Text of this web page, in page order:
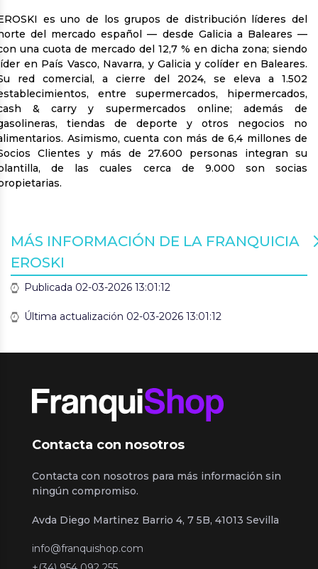
es uno de los grupos de distribución líderes del
del mercado español — desde Galicia a Baleares —
una cuota de mercado del 12,7 % en dicha zona; siendo
en País Vasco, Navarra, y Galicia y colíder en Baleares.
red comercial, a cierre del 2024, se eleva a 1.502
entre supermercados, hipermercados,
& carry y supermercados online; además de
tiendas de deporte y otros negocios no
Asimismo, cuenta con más de 6,4 millones de
Clientes y más de 27.600 personas integran su
de las cuales cerca de 9.000 son socias
MÁS INFORMACIÓN DE LA FRANQUICIA
EROSKI
Publicada 02-03-2026 13:01:12
Última actualización 02-03-2026 13:01:12
Contacta con nosotros
Contacta con nosotros para más información sin
ningún compromiso.
Avda Diego Martinez Barrio 4, 7 5B, 41013 Sevilla
info@franquishop.com